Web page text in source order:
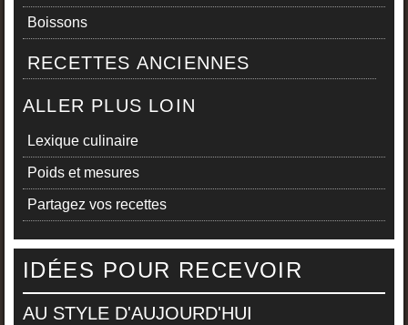
Boissons
RECETTES ANCIENNES
ALLER PLUS LOIN
Lexique culinaire
Poids et mesures
Partagez vos recettes
IDÉES POUR RECEVOIR
AU STYLE D'AUJOURD'HUI